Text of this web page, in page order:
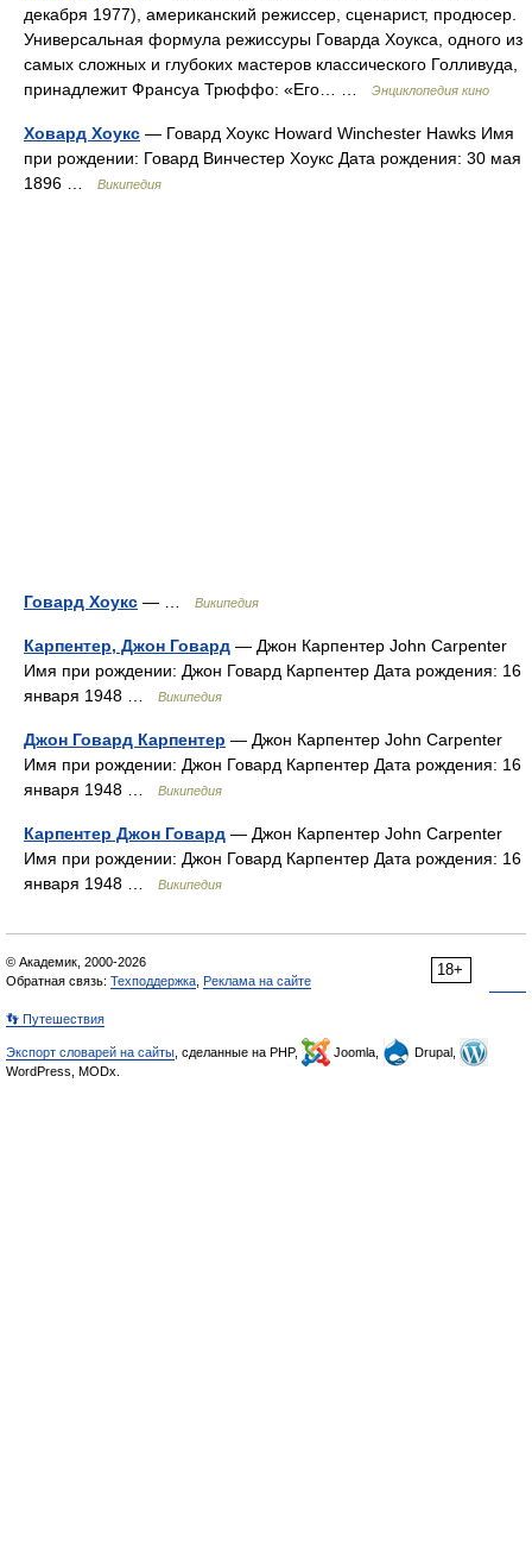
декабря 1977), американский режиссер, сценарист, продюсер.
Универсальная формула режиссуры Говарда Хоукса, одного из
самых сложных и глубоких мастеров классического Голливуда,
принадлежит Франсуа Трюффо: «Его… …
Энциклопедия кино
Ховард Хоукс — Говард Хоукс Howard Winchester Hawks Имя
при рождении: Говард Винчестер Хоукс Дата рождения: 30 мая
1896 …
Википедия
Говард Хоукс — … Википедия
Карпентер, Джон Говард — Джон Карпентер John Carpenter
Имя при рождении: Джон Говард Карпентер Дата рождения: 16
января 1948 …
Википедия
Джон Говард Карпентер — Джон Карпентер John Carpenter
Имя при рождении: Джон Говард Карпентер Дата рождения: 16
января 1948 …
Википедия
Карпентер Джон Говард — Джон Карпентер John Carpenter
Имя при рождении: Джон Говард Карпентер Дата рождения: 16
января 1948 …
Википедия
18+
© Академик, 2000-2026
Обратная связь: Техподдержка Реклама на сайте
👣 Путешествия
Экспорт словарей на сайты , сделанные на PHP, Joomla,
Drupal,
WordPress, MODx.